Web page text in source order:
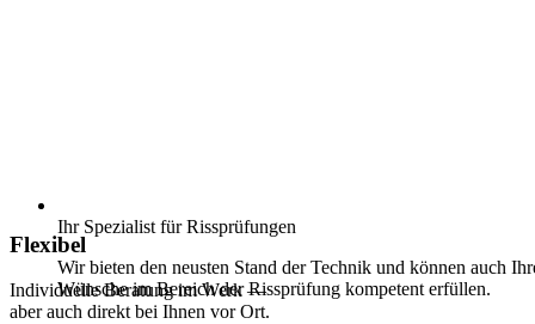
Ihr Spezialist für Rissprüfungen
Wir bieten den neusten Stand der Technik und können auch
Wünsche im Bereich der Rissprüfung kompetent erfüllen.
Flexibel
Individuelle Beratung im Werk —
aber auch direkt bei Ihnen vor Ort.